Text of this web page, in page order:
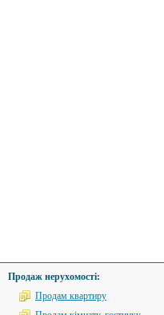
Продаж нерухомості:
Продам квартиру